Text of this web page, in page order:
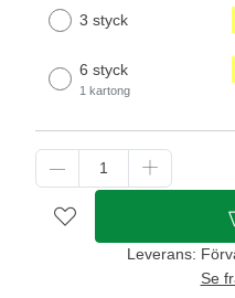
3 styck
6 styck
1 kartong
Leverans:
Se